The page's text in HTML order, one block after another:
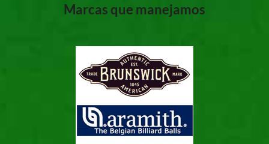
Marcas que manejamos